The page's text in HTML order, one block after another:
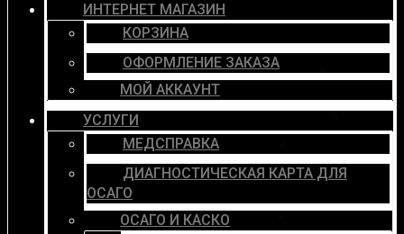
ИНТЕРНЕТ МАГАЗИН
КОРЗИНА
ОФОРМЛЕНИЕ ЗАКАЗА
МОЙ АККАУНТ
УСЛУГИ
МЕДСПРАВКА
ДИАГНОСТИЧЕСКАЯ КАРТА ДЛЯ
ОСАГО
ОСАГО И КАСКО